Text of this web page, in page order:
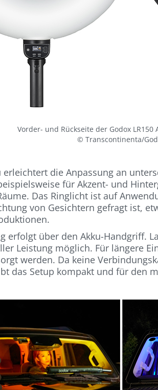
Vorder- und Rückseite der Godox LR150
© Transcontinenta/
die Anpassung an
für Akzent- und
Das Ringlicht ist auf
von Gesichtern gefragt ist,
erfolgt über den Akku-Handgriff.
Leistung möglich. Für längere
werden. Da keine
das Setup kompakt und für den